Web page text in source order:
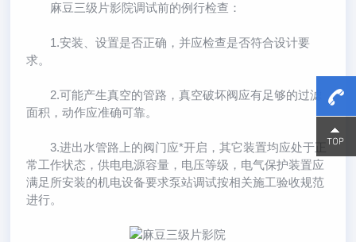
麻豆三级片影院调试前的例行检查：
1.安装、设置是否正确，并应检查是否符合设计要
求。
2.可能产生真空的管路，真空破坏阀应有足够的过滤
面积，动作应准确可靠。
3.进出水管路上的阀门应*开启，其它装置均应处于正
常工作状态，供电电源容量，电压等级，电气保护装置应
满足所安装的机电设备要求泵站调试按相关施工验收规范
进行。